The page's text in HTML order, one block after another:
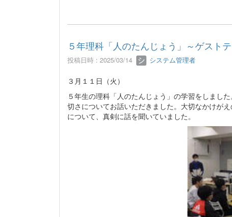
５年理科「人のたんじょう」～ゲスト
投稿日時 : 2025/03/14 システム管理者
３月１１日（火）
５年生の理科「人のたんじょう」の学習をしまし
切さについてお話いただきました。大切なかけが
について、真剣に話を聞いていました。